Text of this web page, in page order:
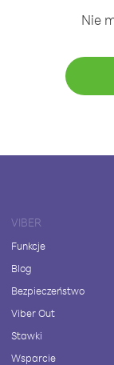
Nie
VIBER
Funkcje
Blog
Bezpieczeństwo
Viber Out
Stawki
Wsparcie